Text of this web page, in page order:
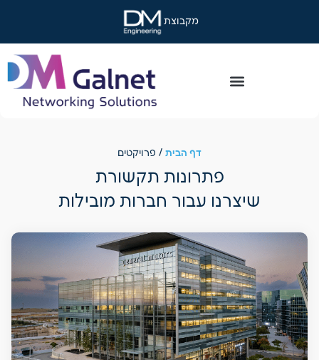
מקבוצת
דף הבית / פרויקטים
פתרונות תקשורת
שיצרנו עבור חברות מובילות